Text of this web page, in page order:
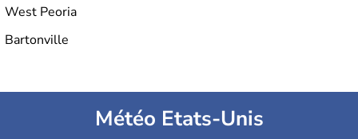
West Peoria
Bartonville
Météo Etats-Unis